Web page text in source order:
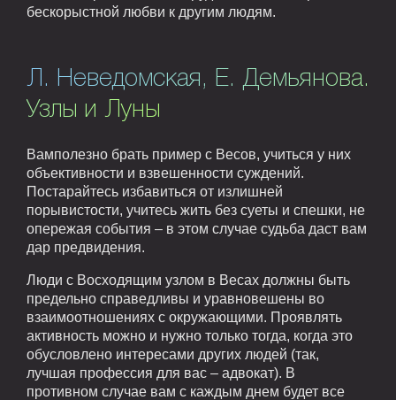
бескорыстной любви к другим людям.
Л. Неведомская, Е. Демьянова.
Узлы и Луны
Вамполезно брать пример с Весов, учиться у них
объективности и взвешенности суждений.
Постарайтесь избавиться от излишней
порывистости, учитесь жить без суеты и спешки, не
опережая события – в этом случае судьба даст вам
дар предвидения.
Люди с Восходящим узлом в Весах должны быть
предельно справедливы и уравновешены во
взаимоотношениях с окружающими. Проявлять
активность можно и нужно только тогда, когда это
обусловлено интересами других людей (так,
лучшая профессия для вас – адвокат). В
противном случае вам с каждым днем будет все